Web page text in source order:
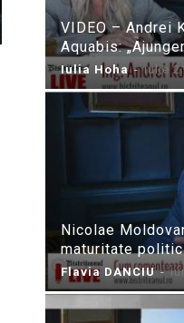
VIDEO – Andrei
Aquabis:
Iulia Hoha - iulie
Nicolae
maturitate
Flavia DANCIU -